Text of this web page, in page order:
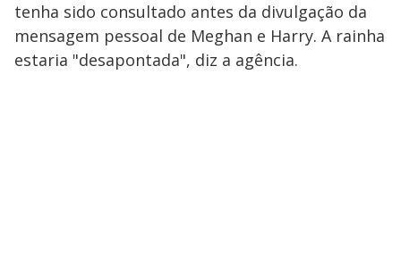
tenha sido consultado antes da divulgação da
mensagem pessoal de Meghan e Harry. A rainha
estaria "desapontada", diz a agência.